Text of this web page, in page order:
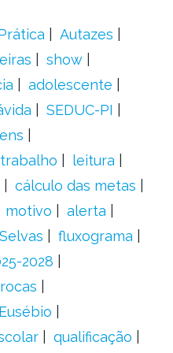
Autazes
show
adolescente
SEDUC-PI
trabalho
leitura
cálculo das metas
motivo
alerta
fluxograma
2028
Eusébio
qualificação